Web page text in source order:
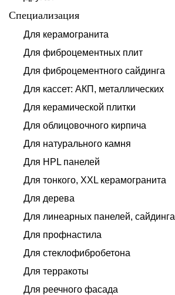
Специализация
Для керамогранита
Для фиброцементных плит
Для фиброцементного сайдинга
Для кассет: АКП, металлических
Для керамической плитки
Для облицовочного кирпича
Для натурального камня
Для HPL панелей
Для тонкого, XXL керамогранита
Для дерева
Для линеарных панелей, сайдинга
Для профнастила
Для стеклофибробетона
Для терракоты
Для реечного фасада